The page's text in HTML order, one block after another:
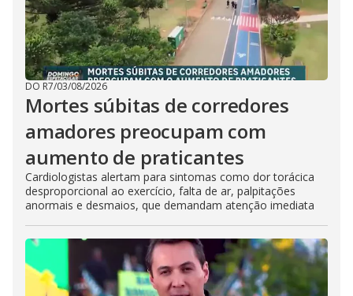
DO R7/03/08/2026
Mortes súbitas de corredores
amadores preocupam com
aumento de praticantes
Cardiologistas alertam para sintomas como dor torácica
desproporcional ao exercício, falta de ar, palpitações
anormais e desmaios, que demandam atenção imediata